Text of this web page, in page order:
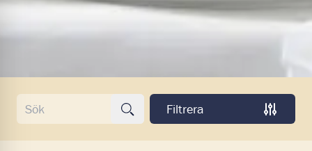
Sök recept
Sök
Filtrera